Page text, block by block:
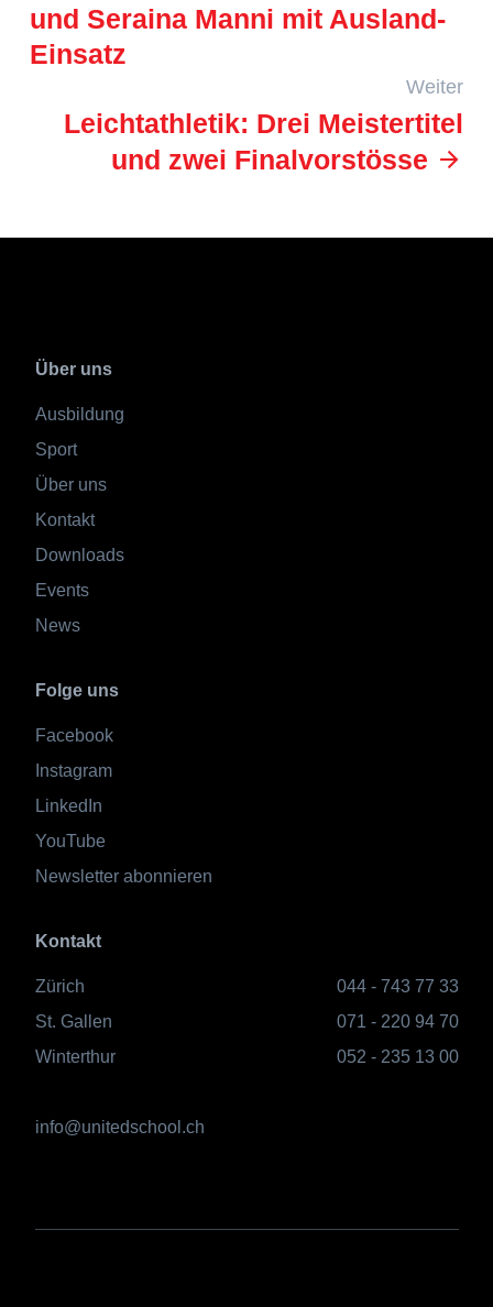
und Seraina Manni mit Ausland-
Einsatz
Weiter
Leichtathletik: Drei Meistertitel
und zwei Finalvorstösse
Über uns
Ausbildung
Sport
Über uns
Kontakt
Downloads
Events
News
Folge uns
Facebook
Instagram
LinkedIn
YouTube
Newsletter abonnieren
Kontakt
Zürich
044 - 743 77 33
St. Gallen
071 - 220 94 70
Winterthur
052 - 235 13 00
info@unitedschool.ch